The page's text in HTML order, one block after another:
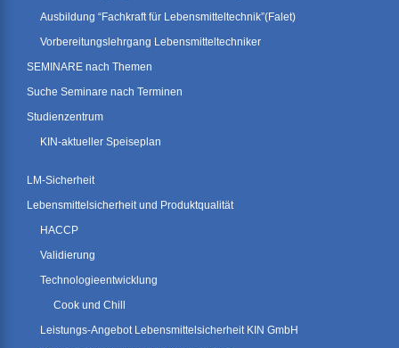
Ausbildung “Fachkraft für Lebensmitteltechnik”(Falet)
Vorbereitungslehrgang Lebensmitteltechniker
SEMINARE nach Themen
Suche Seminare nach Terminen
Studienzentrum
KIN-aktueller Speiseplan
LM-Sicherheit
Lebensmittelsicherheit und Produktqualität
HACCP
Validierung
Technologieentwicklung
Cook und Chill
Leistungs-Angebot Lebensmittelsicherheit KIN GmbH